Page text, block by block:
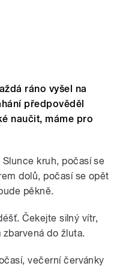
ráno vyšel na
předpověděl
naučit, máme pro
kruh, počasí se
dolů, počasí se opět
pěkně.
Čekejte silný vítr,
do žluta.
večerní červánky